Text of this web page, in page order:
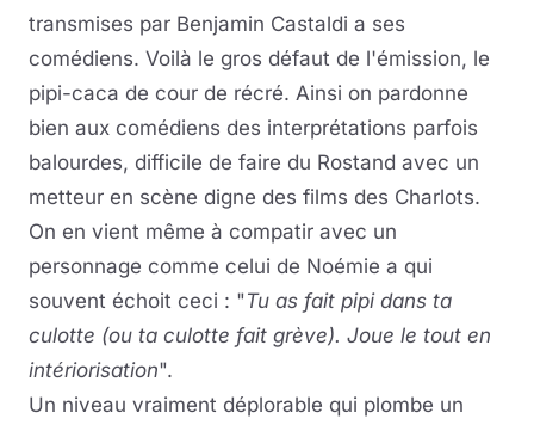
transmises par Benjamin Castaldi a ses
comédiens. Voilà le gros défaut de l'émission, le
pipi-caca de cour de récré. Ainsi on pardonne
bien aux comédiens des interprétations parfois
balourdes, difficile de faire du Rostand avec un
metteur en scène digne des films des Charlots.
On en vient même à compatir avec un
personnage comme celui de Noémie a qui
souvent échoit ceci : "Tu as fait pipi dans ta
culotte (ou ta culotte fait grève). Joue le tout en
intériorisation".
Un niveau vraiment déplorable qui plombe un